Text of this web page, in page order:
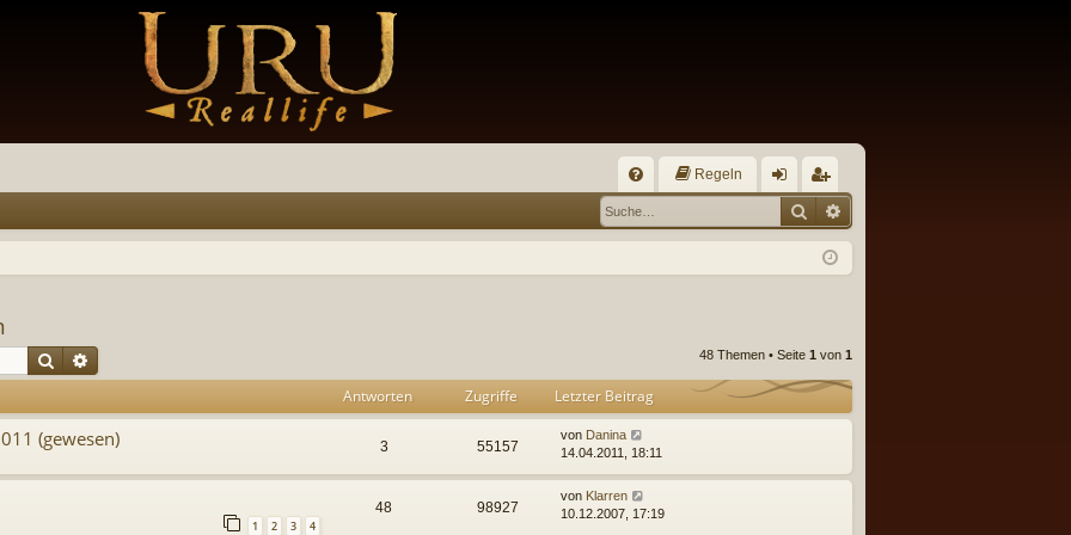
FA
Q
Regeln
m
n
eg
ist
n
Suche
Suche 48 Themen • Seite 1 von 1
Antworten Zugriffe Letzter Beitrag
(gewesen) 3 55157
von Danina
14.04.2011, 18:11
1 2 3 4
48 98927
von Klarren
10.12.2007, 17:19